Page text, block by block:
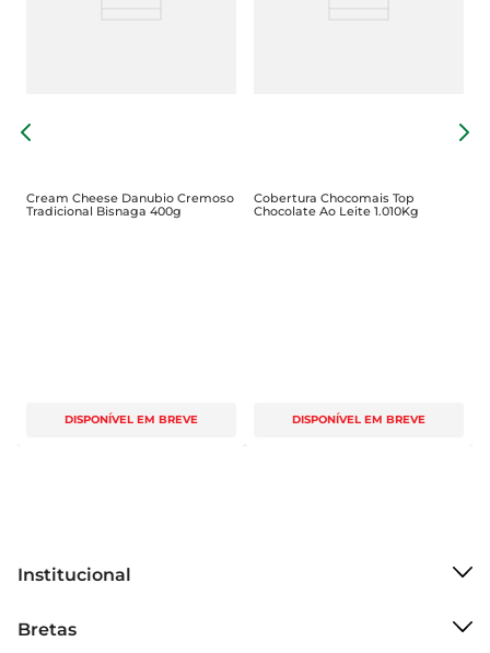
Cream Cheese Danubio Cremoso
Tradicional Bisnaga 400g
DISPONÍVEL EM BREVE
Cobertura Chocomais Top
Chocolate Ao Leite 1.010Kg
DISPONÍVEL EM BREVE
Institucional
Grupo Cencosud
Bretas